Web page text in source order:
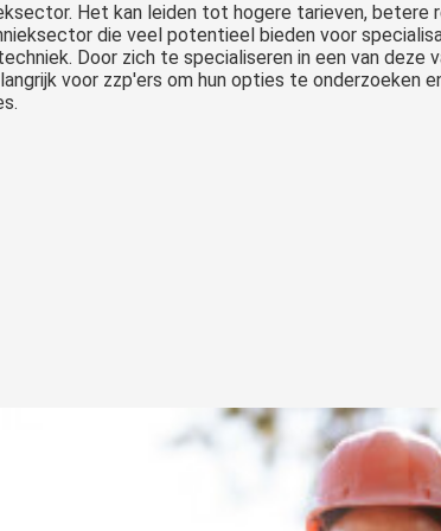
Het kan leiden tot hogere tarieven,
die veel potentieel bieden voor
Door zich te specialiseren in een van deze
voor zzp'ers om hun opties te onderzoeken